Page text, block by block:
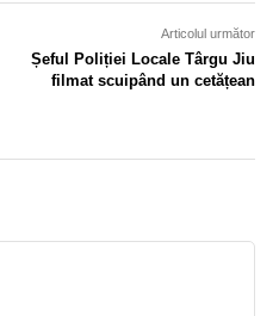
Articolul următor
Șeful Poliției Locale Târgu Jiu
filmat scuipând un cetățean